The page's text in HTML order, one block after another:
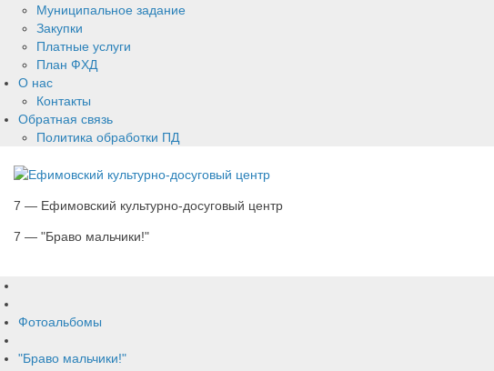
Муниципальное задание
Закупки
Платные услуги
План ФХД
О нас
Контакты
Обратная связь
Политика обработки ПД
7 — Ефимовский культурно-досуговый центр
7 — "Браво мальчики!"
Фотоальбомы
"Браво мальчики!"